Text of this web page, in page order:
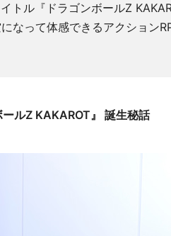
トル『ドラゴンボールZ
なって体感できるアクション
ルZ KAKAROT』 誕生秘話